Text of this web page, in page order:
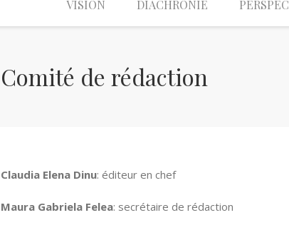
VISION DIACHRONIE
Comité de rédaction
Claudia Elena Dinu: éditeur en chef
Maura Gabriela Felea: secrétaire de rédaction